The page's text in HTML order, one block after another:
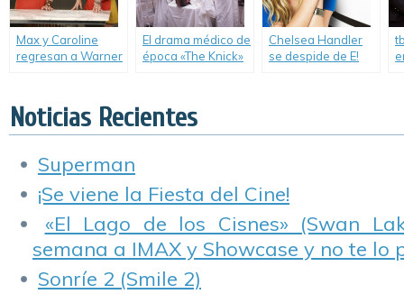
Max y Caroline
regresan a Warner
de «2 Broke Girls».
El drama médico de
época «The Knick»
Chelsea Handler
se despide de E!
Noticias Recientes
Superman
¡Se viene la Fiesta del Cine!
«El Lago de los Cisnes» (Swan
semana a IMAX y Showcase y no te lo
Sonríe 2 (Smile 2)